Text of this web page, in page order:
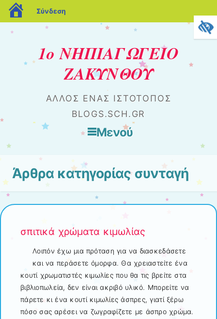
blogs.sch.gr
Σύνδεση
1ο ΝΗΠΙΑΓΩΓΕΙΟ
ΖΑΚΥΝΘΟΥ
ΆΛΛΟΣ ΈΝΑΣ ΙΣΤΌΤΟΠΟΣ
BLOGS.SCH.GR
Μενού
Μετάβαση στο περιεχόμενο
Άρθρα κατηγορίαςσυνταγή
σπιτικά χρώματα κιμωλίας
Λοιπόν έχω μια πρόταση για να διασκεδάσετε
και να περάσετε όμορφα. Θα χρειαστείτε ένα
κουτί χρωματιστές κιμωλίες που θα τις βρείτε στα
βιβλιοπωλεία, δεν είναι ακριβό υλικό. Μπορείτε να
πάρετε κι ένα κουτί κιμωλίες άσπρες, γιατί ξέρω
πόσο σας αρέσει να ζωγραφίζετε με άσπρο χρώμα.